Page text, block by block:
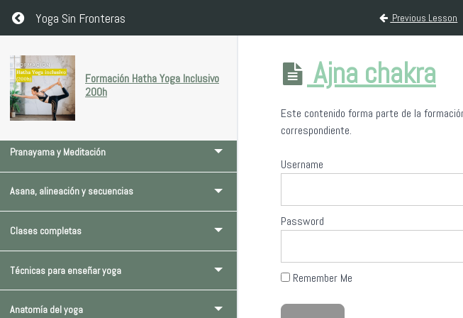
Return to course: Formación Hatha Yoga Inclusivo 200h
Yoga Sin Fronteras Previous Lesson
Formación Hatha Yoga Inclusivo
200h
Bienvenido/a a Yoga Sin Fronteras
Filosofía del yoga
Pranayama y Meditación
Asana, alineación y secuencias
Clases completas
Técnicas para enseñar yoga
Anatomía del yoga
Ajna chakra
Este contenido forma parte de la
correspondiente.
Username
Password
Remember Me